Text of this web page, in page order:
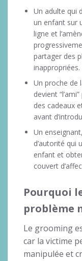
Un adulte qui
un enfant sur
ligne et
partager des
inappropriées.
Un proche de
devient
des cadeaux
avant
Un
d’autorité qui
enfant et
couvert
Pourquoi
problème
Le grooming
car la victime
manipulée et